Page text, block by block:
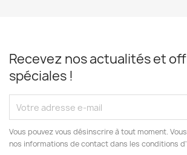
Recevez nos actualités et
spéciales !
Vous pouvez vous désinscrire à tout moment.
nos informations de contact dans les conditions